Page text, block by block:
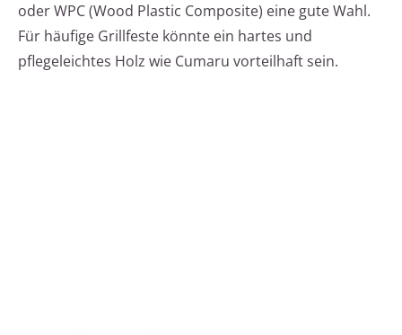
oder WPC (Wood Plastic Composite) eine gute Wahl.
Für häufige Grillfeste könnte ein hartes und
pflegeleichtes Holz wie Cumaru vorteilhaft sein.